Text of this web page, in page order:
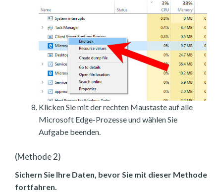
Klicken Sie mit der rechten Maustaste auf alle
Microsoft Edge-Prozesse und wählen Sie
Aufgabe beenden.
(Methode 2)
Sichern Sie Ihre Daten, bevor Sie mit dieser Methode
fortfahren.